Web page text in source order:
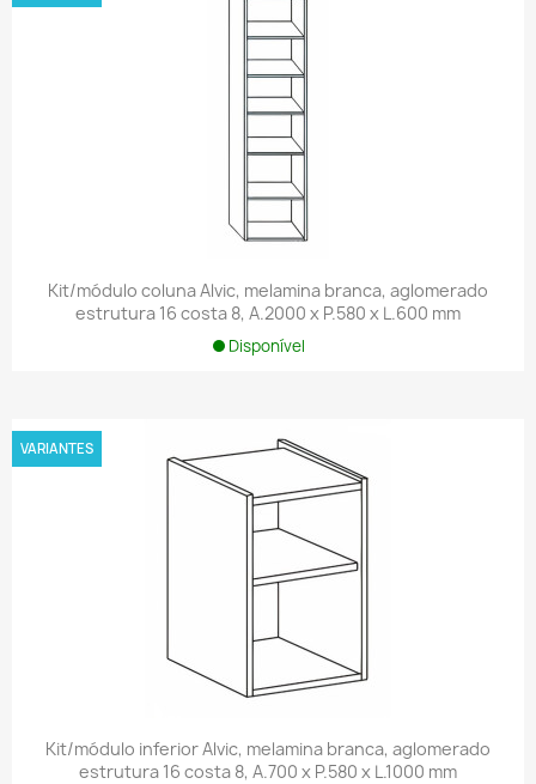
Kit/módulo coluna Alvic, melamina branca, aglomerado
estrutura 16 costa 8, A.2000 x P.580 x L.600 mm
Disponível
Kit/módulo inferior Alvic, melamina branca, aglomerado
estrutura 16 costa 8, A.700 x P.580 x L.1000 mm
VARIANTES